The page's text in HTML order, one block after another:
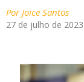
PorJoice Santos
27 de julho de